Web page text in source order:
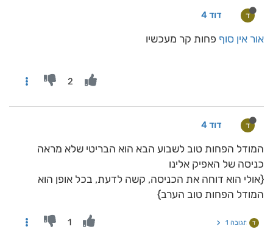
ד דוד 4
אור אין סוף פחות קר מעכשיו
2
ד דוד 4
המודל הפחות טוב לשבוע הבא הוא הבריטי שלא מראה
כניסה של האפיק אלינו
{אולי הוא דוחה את הכניסה, קשה לדעת, בכל אופן הוא
המודל הפחות טוב הערב}
ד תגובה 1 1